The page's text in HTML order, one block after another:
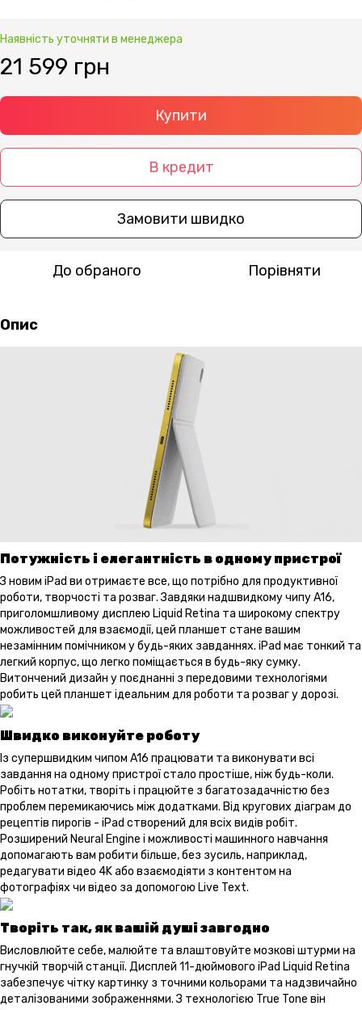
Наявність уточняти в менеджера
21 599 грн
Купити
В кредит
Замовити швидко
До обраного Порівняти
Опис
Потужність і елегантність в одному пристрої
З новим iPad ви отримаєте все, що потрібно для продуктивної
роботи, творчості та розваг. Завдяки надшвидкому чипу A16,
приголомшливому дисплею Liquid Retina та широкому спектру
можливостей для взаємодії, цей планшет стане вашим
незамінним помічником у будь-яких завданнях. iPad має тонкий та
легкий корпус, що легко поміщається в будь-яку сумку.
Витончений дизайн у поєднанні з передовими технологіями
робить цей планшет ідеальним для роботи та розваг у дорозі.
Швидко виконуйте роботу
Із супершвидким чипом A16 працювати та виконувати всі
завдання на одному пристрої стало простіше, ніж будь-коли.
Робіть нотатки, творіть і працюйте з багатозадачністю без
проблем перемикаючись між додатками. Від кругових діаграм до
рецептів пирогів - iPad створений для всіх видів робіт.
Розширений Neural Engine і можливості машинного навчання
допомагають вам робити більше, без зусиль, наприклад,
редагувати відео 4K або взаємодіяти з контентом на
фотографіях чи відео за допомогою Live Text.
Творіть так, як вашій душі завгодно
Висловлюйте себе, малюйте та влаштовуйте мозкові штурми на
гнучкій творчій станції. Дисплей 11-дюймового iPad Liquid Retina
забезпечує чітку картинку з точними кольорами та надзвичайно
деталізованими зображеннями. З технологією True Tone він